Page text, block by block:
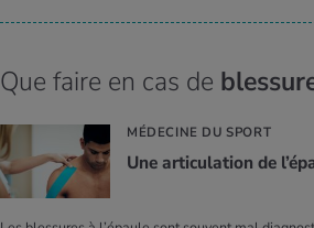
Que faire en cas de
MÉDECINE DU SPORT
Une arti­cu­la­tion de